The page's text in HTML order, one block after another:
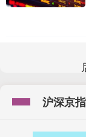
沪深京